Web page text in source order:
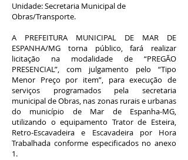
Unidade: Secretaria Municipal de
Obras/Transporte.
A PREFEITURA MUNICIPAL DE MAR DE
ESPANHA/MG torna público, fará realizar
licitação na modalidade de “PREGÃO
PRESENCIAL”, com julgamento pelo “Tipo
Menor Preço por item”, para execução de
serviços programados pela secretaria
municipal de Obras, nas zonas rurais e urbanas
do município de Mar de Espanha-MG,
utilizando o equipamento Trator de Esteira,
Retro-Escavadeira e Escavadeira por Hora
Trabalhada conforme especificados no anexo
1.